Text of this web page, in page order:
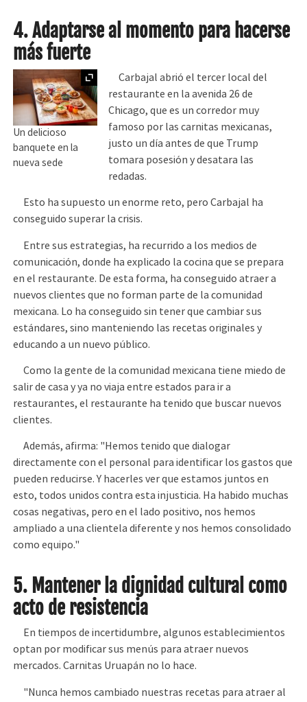
4. Adaptarse al momento para hacerse
más fuerte
Ampliar
Un delicioso
banquete en la
nueva sede
Carbajal abrió el tercer local del
restaurante en la avenida 26 de
Chicago, que es un corredor muy
famoso por las carnitas mexicanas,
justo un día antes de que Trump
tomara posesión y desatara las
redadas.
Esto ha supuesto un enorme reto, pero Carbajal ha
conseguido superar la crisis.
Entre sus estrategias, ha recurrido a los medios de
comunicación, donde ha explicado la cocina que se prepara
en el restaurante. De esta forma, ha conseguido atraer a
nuevos clientes que no forman parte de la comunidad
mexicana. Lo ha conseguido sin tener que cambiar sus
estándares, sino manteniendo las recetas originales y
educando a un nuevo público.
Como la gente de la comunidad mexicana tiene miedo de
salir de casa y ya no viaja entre estados para ir a
restaurantes, el restaurante ha tenido que buscar nuevos
clientes.
Además, afirma: "Hemos tenido que dialogar
directamente con el personal para identificar los gastos que
pueden reducirse. Y hacerles ver que estamos juntos en
esto, todos unidos contra esta injusticia. Ha habido muchas
cosas negativas, pero en el lado positivo, nos hemos
ampliado a una clientela diferente y nos hemos consolidado
como equipo."
5. Mantener la dignidad cultural como
acto de resistencia
En tiempos de incertidumbre, algunos establecimientos
optan por modificar sus menús para atraer nuevos
mercados. Carnitas Uruapán no lo hace.
"Nunca hemos cambiado nuestras recetas para atraer al